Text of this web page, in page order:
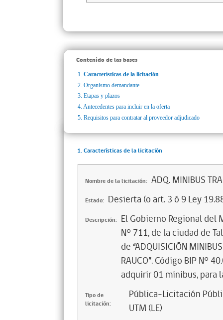
Contenido de las bases
1. Características de la licitación
2. Organismo demandante
3. Etapas y plazos
4. Antecedentes para incluir en la oferta
5. Requisitos para contratar al proveedor adjudicado
1. Características de la licitación
Nombre de la licitación: ADQ. MINIBUS
Estado: Desierta (o art. 3 ó 9 Ley
Descripción: El Gobierno Regional del
N° 711, de la ciudad de
de “ADQUISICIÓN
RAUCO”. Código BIP N°
adquirir 01 minibus, para
Tipo de
licitación:
Pública-Licitación
UTM (LE)